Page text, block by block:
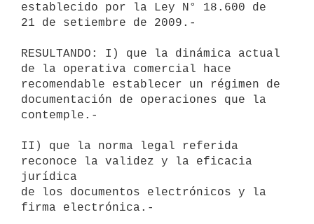
establecido por la Ley N° 18.600 de
21 de setiembre de 2009.-
RESULTANDO: I) que la dinámica actual
de la operativa comercial hace
recomendable establecer un régimen de
documentación de operaciones que la
contemple.-
II) que la norma legal referida
reconoce la validez y la eficacia
jurídica
de los documentos electrónicos y la
firma electrónica.-